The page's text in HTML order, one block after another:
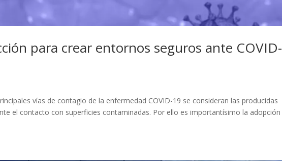
para crear entornos seguros ante COVID-
vías de contagio de la enfermedad COVID-19 se consideran las producidas
el contacto con superficies contaminadas. Por ello es importantísimo la adopción